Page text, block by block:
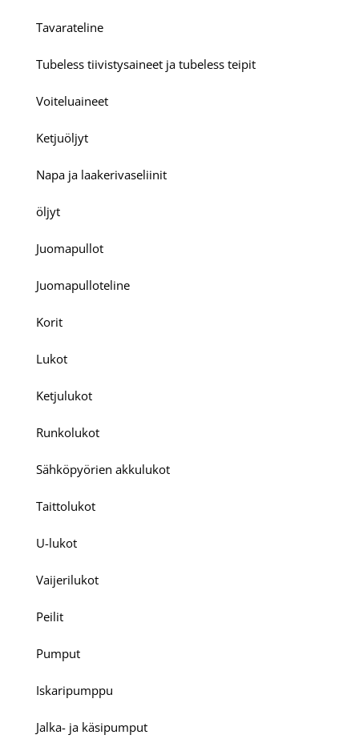
Tavarateline
Tubeless tiivistysaineet ja tubeless teipit
Voiteluaineet
Ketjuöljyt
Napa ja laakerivaseliinit
öljyt
Juomapullot
Juomapulloteline
Korit
Lukot
Ketjulukot
Runkolukot
Sähköpyörien akkulukot
Taittolukot
U-lukot
Vaijerilukot
Peilit
Pumput
Iskaripumppu
Jalka- ja käsipumput